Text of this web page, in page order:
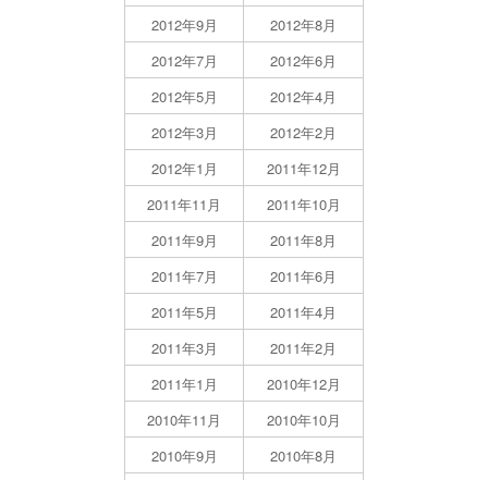
2012年9月
2012年8月
2012年7月
2012年6月
2012年5月
2012年4月
2012年3月
2012年2月
2012年1月
2011年12月
2011年11月
2011年10月
2011年9月
2011年8月
2011年7月
2011年6月
2011年5月
2011年4月
2011年3月
2011年2月
2011年1月
2010年12月
2010年11月
2010年10月
2010年9月
2010年8月